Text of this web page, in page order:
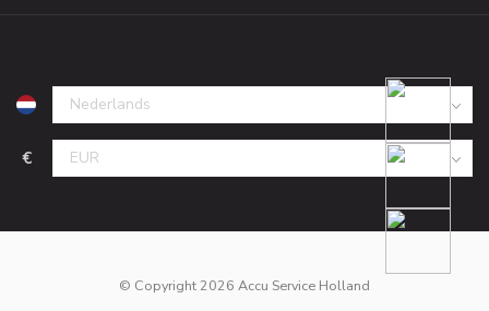
€
© Copyright 2026 Accu Service Holland